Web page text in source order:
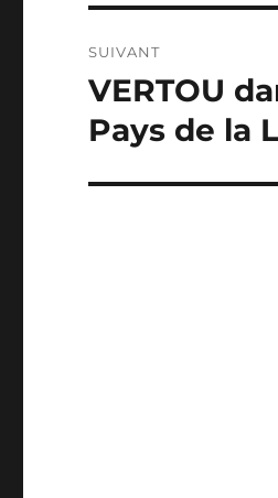
SUIVANT
Publication
suivante :
VERTOU
Pays de la